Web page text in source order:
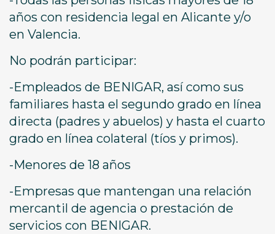
años con residencia legal en Alicante y/o
en Valencia.
No podrán participar:
-Empleados de BENIGAR, así como sus
familiares hasta el segundo grado en línea
directa (padres y abuelos) y hasta el cuarto
grado en línea colateral (tíos y primos).
-Menores de 18 años
-Empresas que mantengan una relación
mercantil de agencia o prestación de
servicios con BENIGAR.